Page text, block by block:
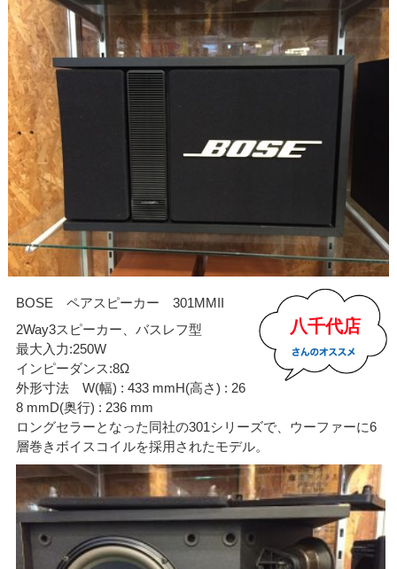
八千代店
BOSE ペアスピーカー 301MMII
2Way3スピーカー、バスレフ型
最大入力:250W
インピーダンス:8Ω
外形寸法 W(幅) : 433 mmH(高さ) : 26
8 mmD(奥行) : 236 mm
ロングセラーとなった同社の301シリーズで、ウーファーに6
層巻きボイスコイルを採用されたモデル。